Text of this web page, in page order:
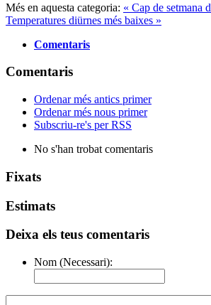
Més en aquesta categoria: « Cap de setmana
Temperatures diürnes més baixes »
Comentaris
Comentaris
Ordenar més antics primer
Ordenar més nous primer
Subscriu-re's per RSS
No s'han trobat comentaris
Fixats
Estimats
Deixa els teus comentaris
Nom (Necessari):